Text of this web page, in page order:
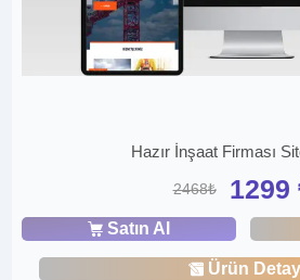
Hazır İnşaat Firması
2468₺ 1299
Satın Al
Ürün Detay